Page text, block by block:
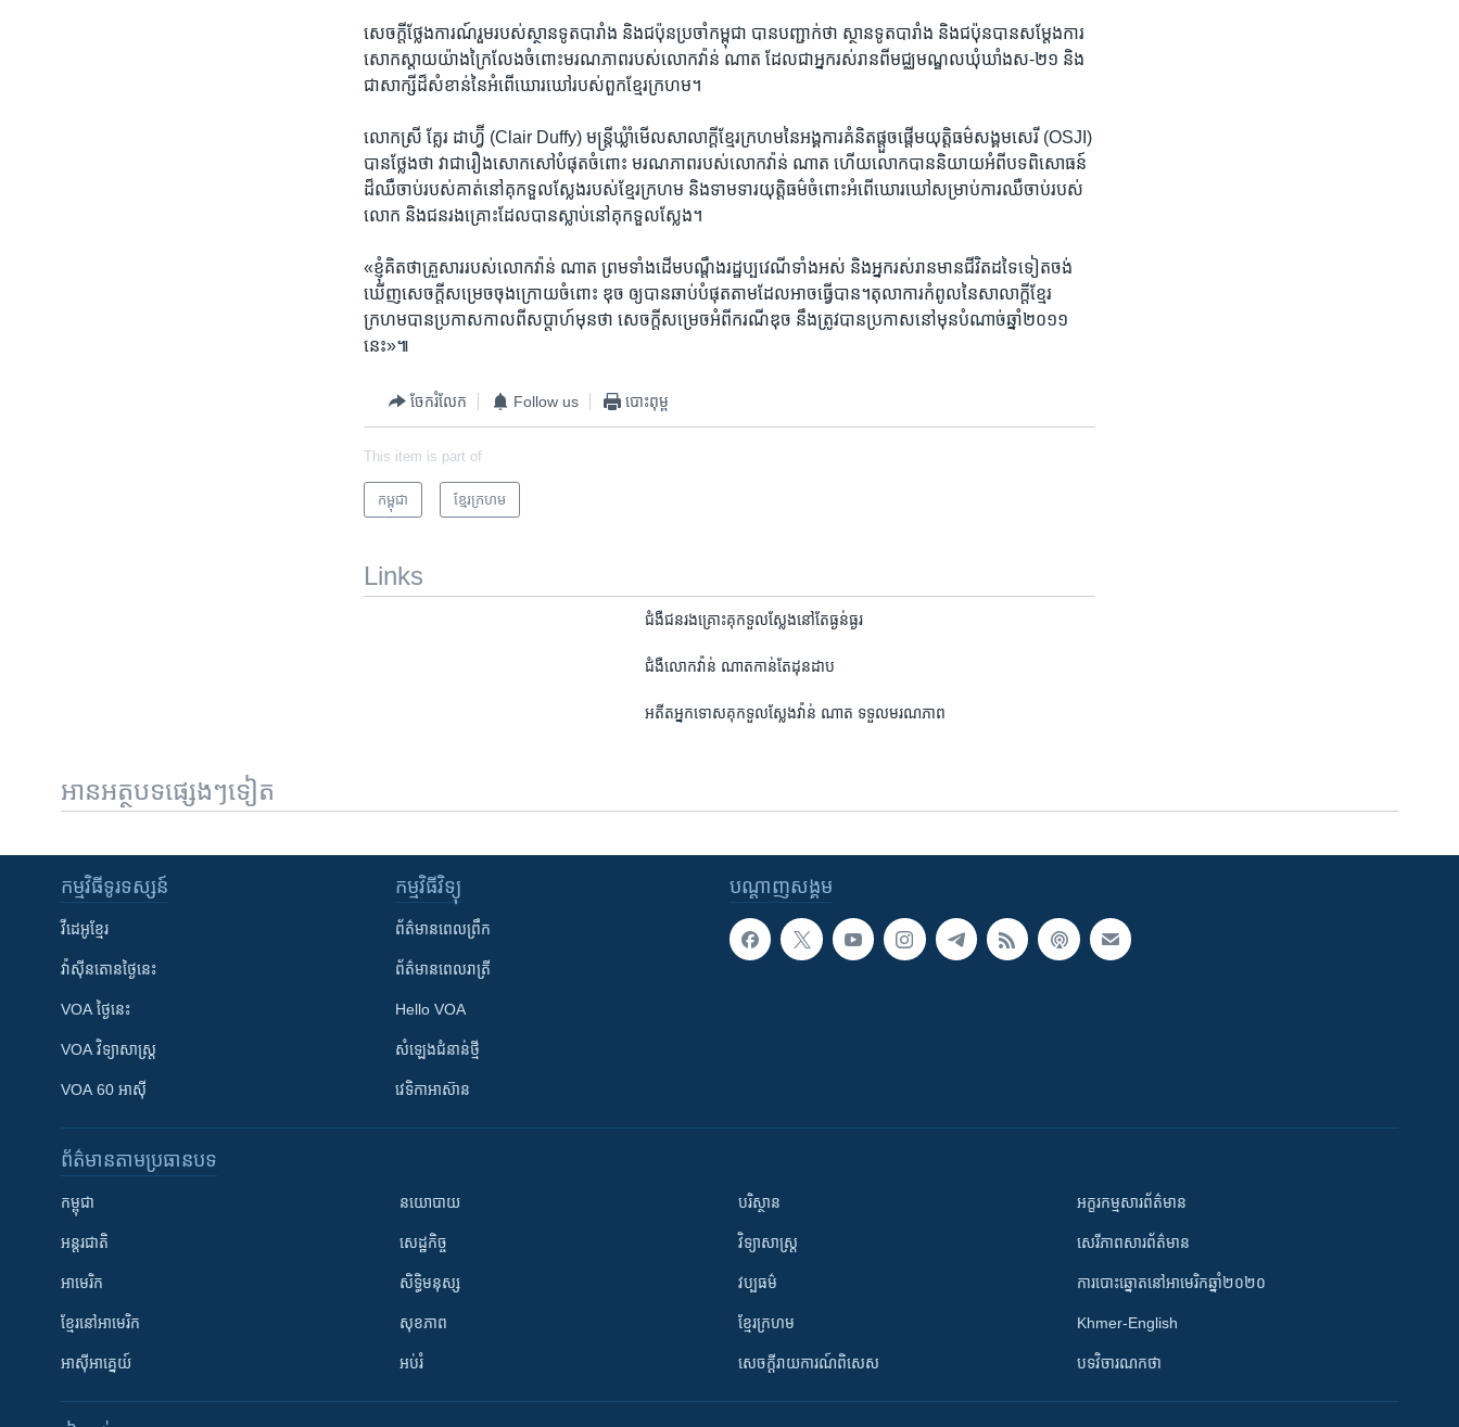
សេចក្តី​ថ្លែងការណ៍​រួម​របស់​ស្ថានទូត​បារាំង​ និង​ជប៉ុន​ប្រចាំ​កម្ពុជា​ បានបញ្ជាក់​ថា ស្ថានទូត​បារាំង​ និង​ជប៉ុន​បាន​សម្តែង​ការ​
សោកស្តាយ​យ៉ាង​ក្រៃលែង​ចំពោះ​មរណភាព​របស់​លោក​វ៉ាន់ ​ណាត​ ដែល​ជា​អ្នក​រស់រាន​ពី​មជ្ឈមណ្ឌល​ឃុំឃាំង​ស-២១​ និង​
ជា​សាក្សី​ដ៏​សំខាន់​នៃ​អំពើ​ឃោរឃៅ​របស់​ពួក​ខ្មែរ​ក្រហម។
លោក​ស្រី ​គ្លែរ ដាហ្វ៊ី (Clair ​Duffy) មន្ត្រី​ឃ្លំាំ​មើល​សាលាក្តី​ខ្មែរ​ក្រហម​នៃ​អង្គការ​គំនិត​ផ្តួច​ផ្តើម​យុត្តិធម៌​សង្គម​សេរី ​(OSJI)​
បាន​ថ្លែង​ថា​ វា​ជា​រឿង​សោកសៅ​បំផុត​ចំពោះ​ មរណភាព​របស់​លោក​វ៉ាន់ ​ណាត ​ហើយ​លោក​បាន​និយាយ​អំពី​បទពិសោធន៍​
ដ៏​ឈឺ​ចាប់​របស់គាត់​នៅ​គុក​ទួលស្លែង​របស់​ខ្មែរ​ក្រហម​ និង​ទាមទារ​យុត្តិធម៌​ចំពោះ​អំពើ​ឃោរឃៅ​សម្រាប់​ការ​ឈឺចាប់​របស់​
លោក​ និង​ជន​រងគ្រោះ​ដែល​បាន​ស្លាប់​នៅ​គុក​ទួល​ស្លែង។
«ខ្ញុំ​គិត​ថា​គ្រួសារ​របស់​លោក​វ៉ាន់ ​ណាត ​ព្រម​ទាំង​ដើម​បណ្តឹង​រដ្ឋប្បវេណី​ទាំង​អស់​ និង​អ្នក​រស់រាន​មាន​ជីវិត​ដទៃ​ទៀត​ចង់​
ឃើញ​សេចក្តី​សម្រេច​ចុង​ក្រោយ​ចំពោះ​ ឌុច​ ឲ្យ​បាន​ឆាប់​បំផុត​តាម​ដែល​អាច​ធ្វើ​បាន។តុលាការ​កំពូល​នៃ​សាលាក្តី​ខ្មែរ​
ក្រហម​បាន​ប្រកាស​កាល​ពី​សប្តាហ៍​មុន​ថា​ សេចក្តី​សម្រេច​អំពី​ករណី​ឌុច​ នឹង​ត្រូវ​បាន​ប្រកាស​នៅ​មុន​បំណាច់​ឆ្នាំ​២០១១​
នេះ»៕
ចែករំលែក Follow us បោះពុម្ព
This item is part of
កម្ពុជា ខ្មែរ​ក្រហម
Links
ជំងឺ​ជនរងគ្រោះ​គុក​ទួលស្លែង​នៅ​តែ​ធ្ងន់ធ្ងរ
ជំងឺ​លោក​វ៉ាន់ ណាត​កាន់​តែ​ដុនដាប
អតីត​អ្នក​ទោស​គុក​ទួលស្លែង​វ៉ាន់ ណាត ទទួលមរណភាព
អានអត្ថបទផ្សេងៗទៀត
បណ្តាញ​សង្គម
កម្មវិធី​ទូរទស្សន៍
វីដេអូ​ខ្មែរ
វ៉ាស៊ីនតោន​ថ្ងៃ​នេះ
VOA ថ្ងៃនេះ
VOA ​វិទ្យាសាស្ត្រ
VOA 60 អាស៊ី
កម្មវិធី​វិទ្យុ
ព័ត៌មាន​ពេល​ព្រឹក
ព័ត៌មាន​​ពេល​រាត្រី
Hello VOA
សំឡេង​ជំនាន់​ថ្មី
វេទិកា​អាស៊ាន
ព័ត៌មាន​តាមប្រធានបទ​
កម្ពុជា
អន្តរជាតិ
អាមេរិក
ខ្មែរ​នៅអាមេរិក
អាស៊ីអាគ្នេយ៍
នយោបាយ
សេដ្ឋកិច្ច
សិទ្ធិមនុស្ស
សុខភាព
អប់រំ
បរិស្ថាន
វិទ្យាសាស្រ្ត
វប្បធម៌
ខ្មែរក្រហម
សេចក្តីរាយការណ៍ពិសេស
អក្ខរកម្មសារព័ត៌មាន
សេរីភាពសារព័ត៌មាន
ការបោះឆ្នោតនៅអាមេរិកឆ្នាំ២០២០
Khmer-English
បទវិចារណកថា